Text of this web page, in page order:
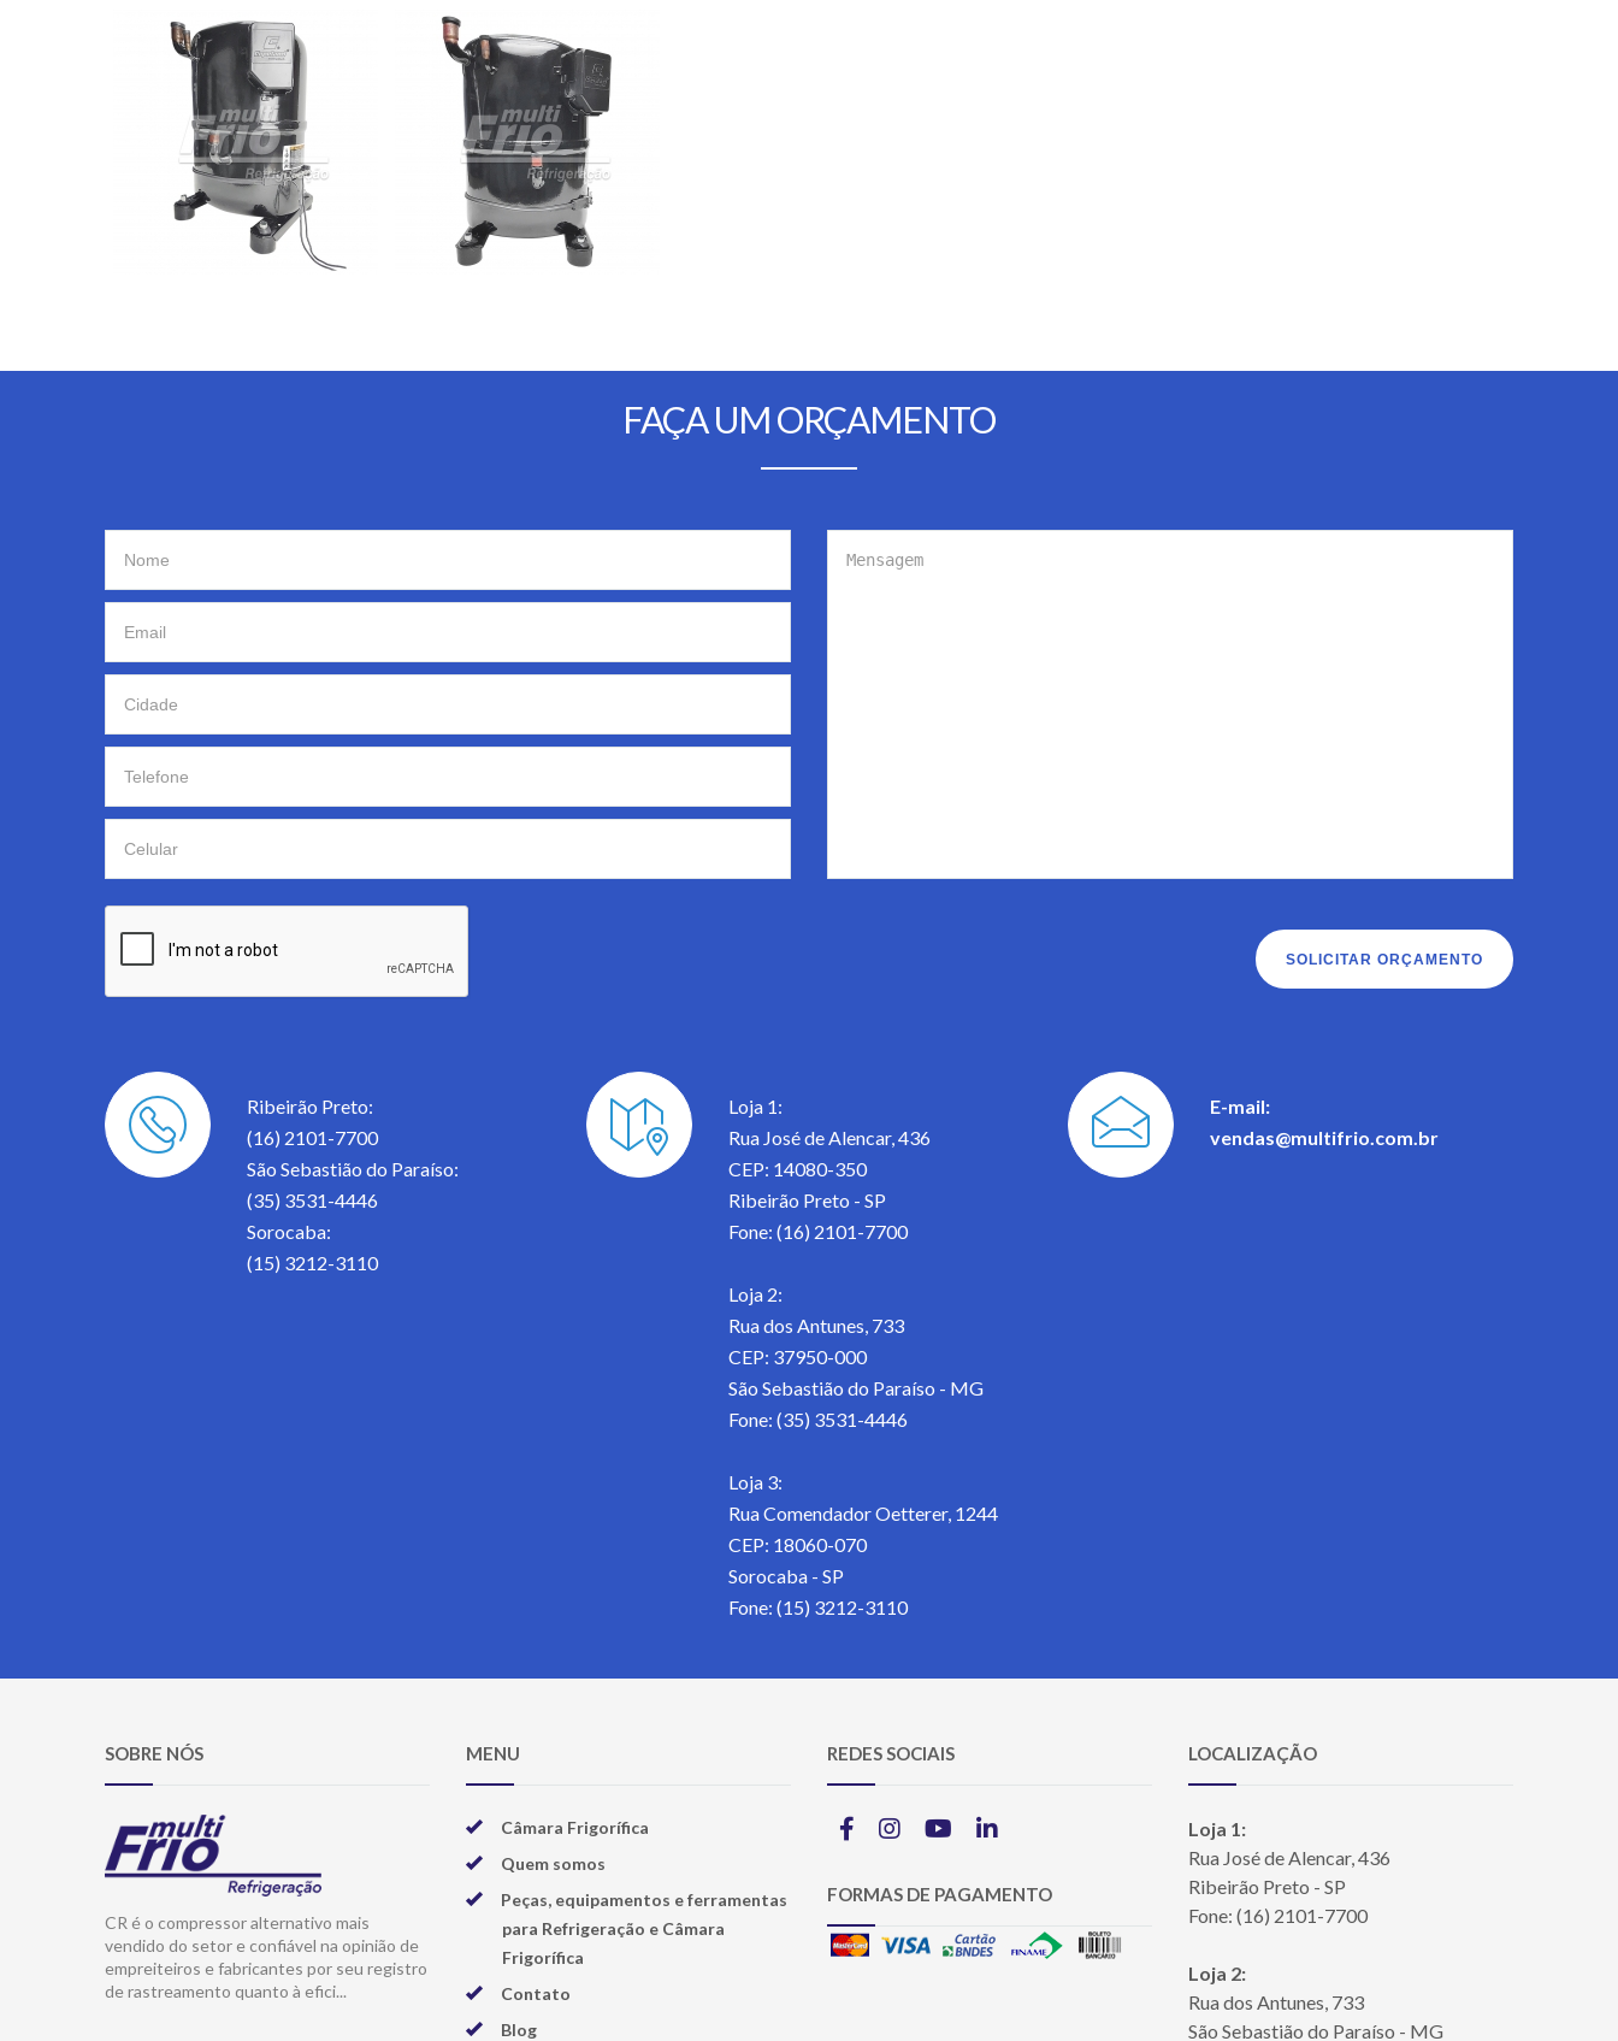
FAÇA UM ORÇAMENTO
Ribeirão Preto:
(16) 2101-7700
São Sebastião do Paraíso:
(35) 3531-4446
Sorocaba:
(15) 3212-3110
Loja 1:
Rua José de Alencar, 436
CEP: 14080-350
Ribeirão Preto - SP
Fone: (16) 2101-7700
Loja 2:
Rua dos Antunes, 733
CEP: 37950-000
São Sebastião do Paraíso - MG
Fone: (35) 3531-4446
Loja 3:
Rua Comendador Oetterer, 1244
CEP: 18060-070
Sorocaba - SP
Fone: (15) 3212-3110
E-mail:
vendas@multifrio.com.br
SOBRE NÓS
CR é o compressor alternativo mais
vendido do setor e confiável na opinião de
empreiteiros e fabricantes por seu registro
de rastreamento quanto à efici...
MENU
Câmara Frigorífica
Quem somos
Peças, equipamentos e ferramentas
para Refrigeração e Câmara
Frigorífica
Contato
Blog
REDES SOCIAIS
FORMAS DE PAGAMENTO
LOCALIZAÇÃO
Loja 1:
Rua José de Alencar, 436
Ribeirão Preto - SP
Fone: (16) 2101-7700
Loja 2:
Rua dos Antunes, 733
São Sebastião do Paraíso - MG